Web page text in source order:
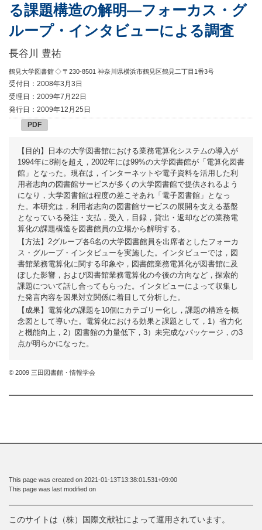
る課題構造の解明―フォーカス・グ
ループ・インタビューによる調査
長谷川 豊祐
鶴見大学図書館◇ 〒230-8501 神奈川県横浜市鶴見区鶴見二丁目1番3号
受付日：2008年3月3日
受理日：2009年7月22日
発行日：2009年12月25日
PDF
【目的】日本の大学図書館における業務電算化システムの導入が
1994年に8割を超え，2002年には99%の大学図書館が「電算化図書
館」となった。現在は，インターネットや電子資料を活用した利
用者志向の図書館サービスが多くの大学図書館で提供されるよう
になり，大学図書館は程度の差こそあれ「電子図書館」となっ
た。本研究は，利用者志向の図書館サービスの展開を支える基盤
となっている発注・支払，受入，目録，貸出・返却などの業務電
算化の課題構造を図書館員の立場から解明する。
【方法】2グループ各6名の大学図書館員を出席者としたフォーカ
ス・グループ・インタビューを実施した。インタビューでは，図
書館業務電算化に関する印象や，図書館業務電算化が図書館に及
ぼした影響，および図書館業務電算化の今後の方向など，探索的
課題について話し合ってもらった。インタビューによって収集し
た発言内容を因果対立関係に着目して分析した。
【成果】電算化の課題を10個にカテゴリー化し，課題の構造を概
念図として導いた。電算化における効果と課題として，1）省力化
と機能向上，2）図書館の力量低下，3）未完成なパッケージ，の3
点が明らかになった。
© 2009 三田図書館・情報学会
This page was created on 2021-01-13T13:38:01.531+09:00
This page was last modified on
このサイトは（株）国際文献社によって運用されています。